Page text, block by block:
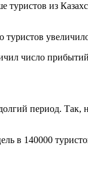
туристов из
число
период. Так,
в 140000